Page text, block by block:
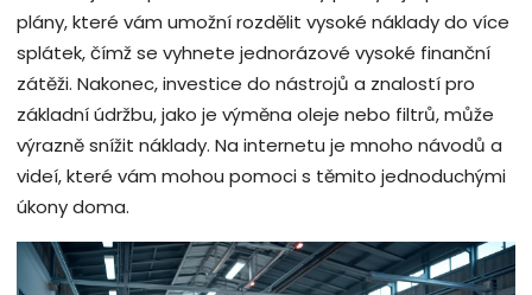
plány, které vám umožní rozdělit vysoké náklady do více
splátek, čímž se vyhnete jednorázové vysoké finanční
zátěži. Nakonec, investice do nástrojů a znalostí pro
základní údržbu, jako je výměna oleje nebo filtrů, může
výrazně snížit náklady. Na internetu je mnoho návodů a
videí, které vám mohou pomoci s těmito jednoduchými
úkony doma.